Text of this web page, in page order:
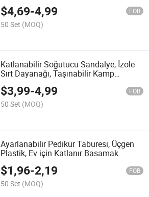
$4,69-4,99 FOB
50 Set (MOQ)
Katlanabilir Soğutucu Sandalye, İzole
Sırt Dayanağı, Taşınabilir Kamp
Koltuğu, Yeşil
$3,99-4,99 FOB
50 Set (MOQ)
Ayarlanabilir Pedikür Taburesi, Üçgen
Plastik, Ev için Katlanır Basamak
$1,96-2,19 FOB
50 Set (MOQ)